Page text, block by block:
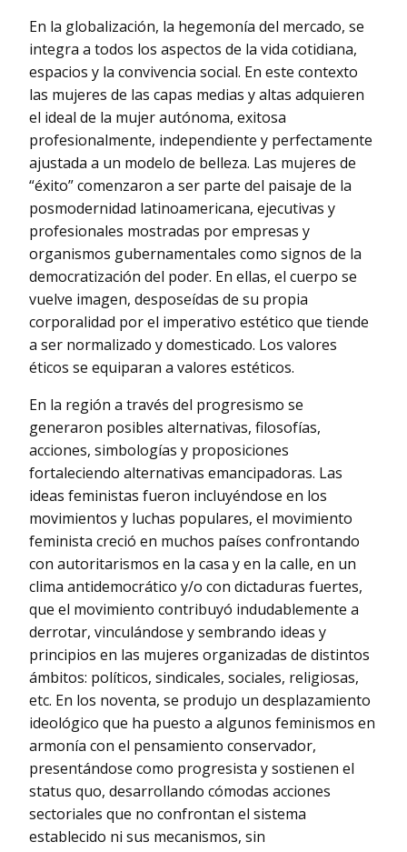
En la globalización, la hegemonía del mercado, se
integra a todos los aspectos de la vida cotidiana,
espacios y la convivencia social. En este contexto
las mujeres de las capas medias y altas adquieren
el ideal de la mujer autónoma, exitosa
profesionalmente, independiente y perfectamente
ajustada a un modelo de belleza. Las mujeres de
“éxito” comenzaron a ser parte del paisaje de la
posmodernidad latinoamericana, ejecutivas y
profesionales mostradas por empresas y
organismos gubernamentales como signos de la
democratización del poder. En ellas, el cuerpo se
vuelve imagen, desposeídas de su propia
corporalidad por el imperativo estético que tiende
a ser normalizado y domesticado. Los valores
éticos se equiparan a valores estéticos.
En la región a través del progresismo se
generaron posibles alternativas, filosofías,
acciones, simbologías y proposiciones
fortaleciendo alternativas emancipadoras. Las
ideas feministas fueron incluyéndose en los
movimientos y luchas populares, el movimiento
feminista creció en muchos países confrontando
con autoritarismos en la casa y en la calle, en un
clima antidemocrático y/o con dictaduras fuertes,
que el movimiento contribuyó indudablemente a
derrotar, vinculándose y sembrando ideas y
principios en las mujeres organizadas de distintos
ámbitos: políticos, sindicales, sociales, religiosas,
etc. En los noventa, se produjo un desplazamiento
ideológico que ha puesto a algunos feminismos en
armonía con el pensamiento conservador,
presentándose como progresista y sostienen el
status quo, desarrollando cómodas acciones
sectoriales que no confrontan el sistema
establecido ni sus mecanismos, sin